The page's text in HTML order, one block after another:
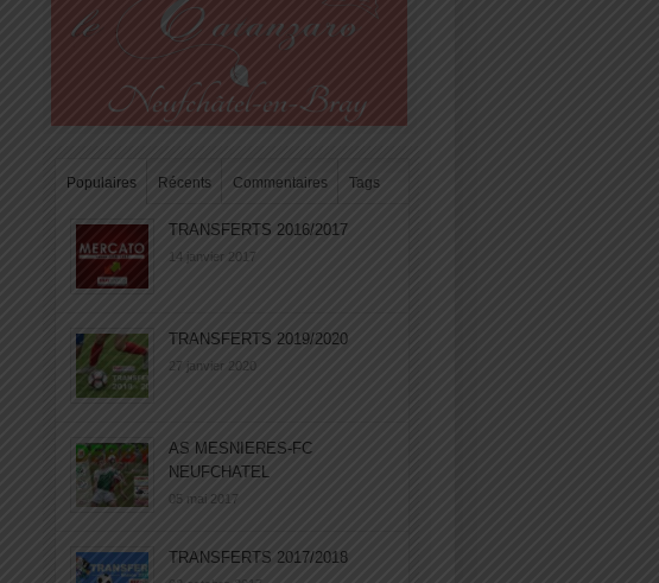
Populaires Récents Commentaires Tags
TRANSFERTS 2016/2017
14 janvier 2017
TRANSFERTS 2019/2020
27 janvier 2020
AS MESNIERES-FC
NEUFCHATEL
05 mai 2017
TRANSFERTS 2017/2018